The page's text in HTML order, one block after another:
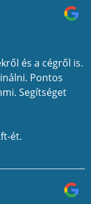
és a cégről is.
Pontos
Segítséget
ét.